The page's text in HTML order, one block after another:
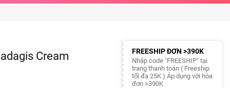
Cream
FREESHIP ĐƠN >390K
Nhập code "FREESHIP" tại
trang thanh toán ( Freeship
tối đa 25K ) Áp dụng với hóa
đơn >390K